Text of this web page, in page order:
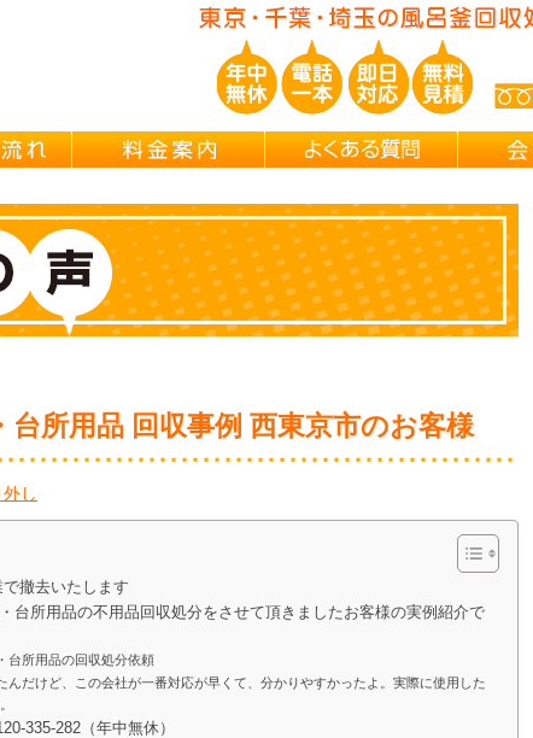
葉/神奈川の 風呂釜撤去・取外し・処分・引越し片付け・遺品整
ご依頼の流れ 料金案内 よくある
台所用品 回収事例 西東京市のお客様
し
撤去いたします
台所用品の不用品回収処分をさせて頂きましたお客様の実例紹介で
台所用品の回収処分依頼
だけど、この会社が一番対応が早くて、分かりやすかったよ。実際に使用した
335-282（年中無休）